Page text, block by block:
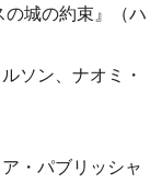
城の約束』（ハ
ソン、ナオミ・
・パブリッシャ